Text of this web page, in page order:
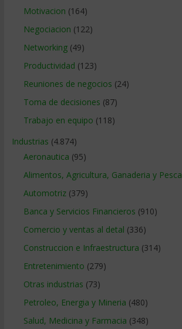
Motivacion (164)
Negociacion (122)
Networking(49)
Productividad (123)
Reuniones de negocios (24)
Toma de decisiones (87)
Trabajo en equipo (118)
Industrias (4.874)
Aeronautica (95)
Alimentos, Agricultura, Ganaderia y Pesca
Automotriz(379)
Banca y Servicios Financieros (910)
Comercio y ventas al detal (336)
Construccion e Infraestructura (314)
Entretenimiento (279)
Otras industrias (73)
Petroleo, Energia y Mineria (480)
Salud, Medicina y Farmacia (348)